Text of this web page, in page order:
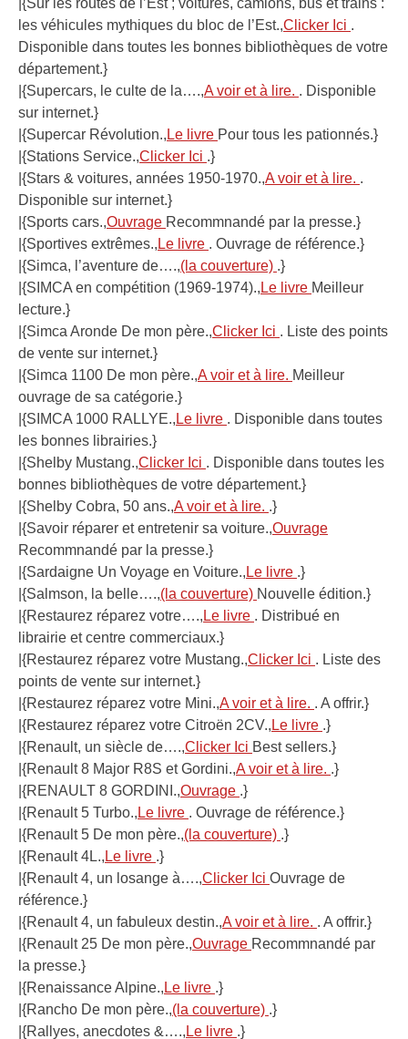
|{Sur les routes de l’Est ; voitures, camions, bus et trains :
les véhicules mythiques du bloc de l’Est.,Clicker Ici .
Disponible dans toutes les bonnes bibliothèques de votre
département.}
|{Supercars, le culte de la….,A voir et à lire. . Disponible
sur internet.}
|{Supercar Révolution., Le livre Pour tous les pationnés.}
|{Stations Service.,Clicker Ici .}
|{Stars & voitures, années 1950-1970.,A voir et à lire. .
Disponible sur internet.}
|{Sports cars.,Ouvrage Recommnandé par la presse.}
|{Sportives extrêmes., Le livre . Ouvrage de référence.}
|{Simca, l’aventure de….,(la couverture) .}
|{SIMCA en compétition (1969-1974)., Le livre Meilleur
lecture.}
|{Simca Aronde De mon père.,Clicker Ici . Liste des points
de vente sur internet.}
|{Simca 1100 De mon père.,A voir et à lire. Meilleur
ouvrage de sa catégorie.}
|{SIMCA 1000 RALLYE., Le livre . Disponible dans toutes
les bonnes librairies.}
|{Shelby Mustang.,Clicker Ici . Disponible dans toutes les
bonnes bibliothèques de votre département.}
|{Shelby Cobra, 50 ans.,A voir et à lire. .}
|{Savoir réparer et entretenir sa voiture.,Ouvrage
Recommnandé par la presse.}
|{Sardaigne Un Voyage en Voiture., Le livre .}
|{Salmson, la belle….,(la couverture) Nouvelle édition.}
|{Restaurez réparez votre…., Le livre . Distribué en
librairie et centre commerciaux.}
|{Restaurez réparez votre Mustang.,Clicker Ici . Liste des
points de vente sur internet.}
|{Restaurez réparez votre Mini.,A voir et à lire. . A offrir.}
|{Restaurez réparez votre Citroën 2CV., Le livre .}
|{Renault, un siècle de….,Clicker Ici Best sellers.}
|{Renault 8 Major R8S et Gordini.,A voir et à lire. .}
|{RENAULT 8 GORDINI.,Ouvrage .}
|{Renault 5 Turbo., Le livre . Ouvrage de référence.}
|{Renault 5 De mon père.,(la couverture) .}
|{Renault 4L., Le livre .}
|{Renault 4, un losange à….,Clicker Ici Ouvrage de
référence.}
|{Renault 4, un fabuleux destin.,A voir et à lire. . A offrir.}
|{Renault 25 De mon père.,Ouvrage Recommnandé par
la presse.}
|{Renaissance Alpine., Le livre .}
|{Rancho De mon père.,(la couverture) .}
|{Rallyes, anecdotes &…., Le livre .}